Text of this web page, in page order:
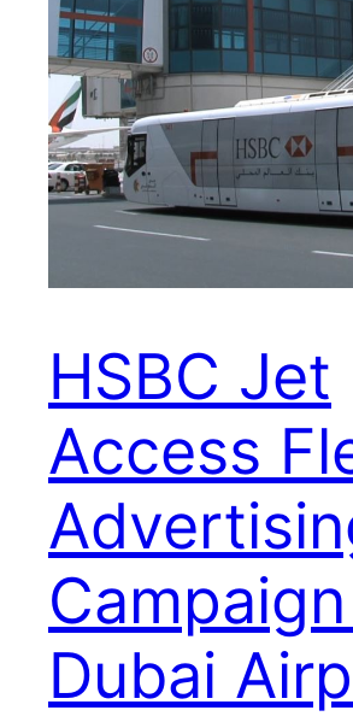
HSBC Jet
Access
Dubai